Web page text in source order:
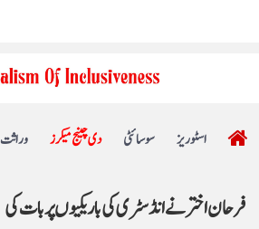
وراثت دی چینج میکرز سوسائٹی اسٹوریز
فرحان اختر نے انڈسٹری کی باریکیوں پر بات کی